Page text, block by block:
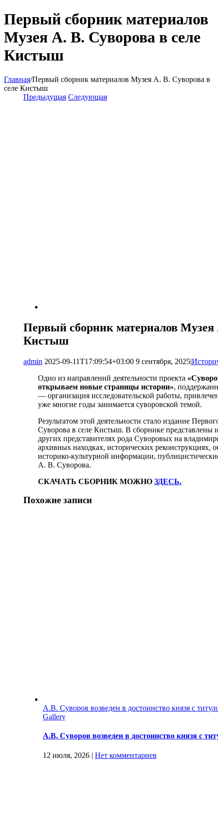
Первый сборник материалов
Музея А. В. Суворова в селе
Кистыш
Главная/Первый сборник материалов Музея А. В. Суворова в
селе Кистыш
Предыдущая Следующая
Первый сборник материалов Музея
Кистыш
admin 2025-09-11T17:09:54+03:00 9 сентября, 2025|
Одно из направлений деятельности проекта
открываем новые страницы истории»,
— организация исследовательской работы,
уже многие годы занимается суворовской темой.
Результатом этой деятельности стало издание
Суворова в селе Кистыш. В сборнике представлены
других представителях рода Суворовых на
архивных находках, исторических реконструкциях,
историко-культурной информации,
А. В. Суворова.
СКАЧАТЬ СБОРНИК МОЖНО ЗДЕСЬ.
Похожие записи
А.В. Суворов возведен в достоинство князя с
Gallery
А.В. Суворов возведен в достоинство князя с
12 июля, 2026 | Нет комментариев